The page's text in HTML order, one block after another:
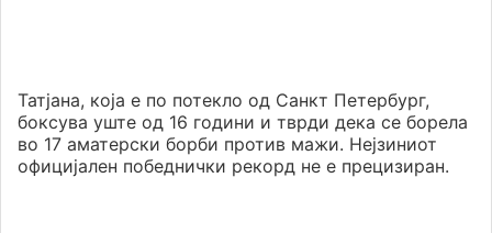
Татјана, која е по потекло од Санкт Петербург,
боксува уште од 16 години и тврди дека се борела
во 17 аматерски борби против мажи. Нејзиниот
официјален победнички рекорд не е прецизиран.